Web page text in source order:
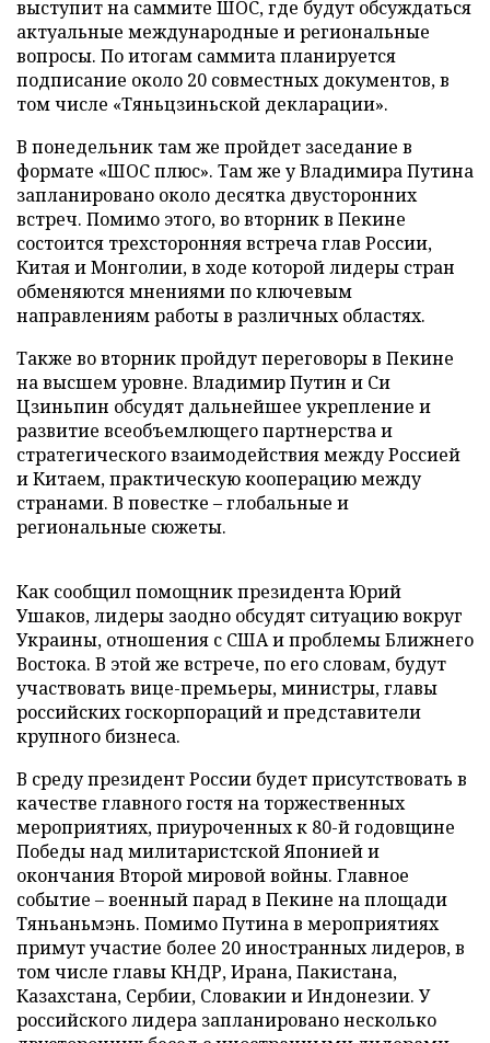
выступит на саммите ШОС, где будут обсуждаться
актуальные международные и региональные
вопросы. По итогам саммита планируется
подписание около 20 совместных документов, в
том числе «Тяньцзиньской декларации».
В понедельник там же пройдет заседание в
формате «ШОС плюс». Там же у Владимира Путина
запланировано около десятка двусторонних
встреч. Помимо этого, во вторник в Пекине
состоится трехсторонняя встреча глав России,
Китая и Монголии, в ходе которой лидеры стран
обменяются мнениями по ключевым
направлениям работы в различных областях.
Также во вторник пройдут переговоры в Пекине
на высшем уровне. Владимир Путин и Си
Цзиньпин обсудят дальнейшее укрепление и
развитие всеобъемлющего партнерства и
стратегического взаимодействия между Россией
и Китаем, практическую кооперацию между
странами. В повестке – глобальные и
региональные сюжеты.
Как сообщил помощник президента Юрий
Ушаков, лидеры заодно обсудят ситуацию вокруг
Украины, отношения с США и проблемы Ближнего
Востока. В этой же встрече, по его словам, будут
участвовать вице-премьеры, министры, главы
российских госкорпораций и представители
крупного бизнеса.
В среду президент России будет присутствовать в
качестве главного гостя на торжественных
мероприятиях, приуроченных к 80-й годовщине
Победы над милитаристской Японией и
окончания Второй мировой войны. Главное
событие – военный парад в Пекине на площади
Тяньаньмэнь. Помимо Путина в мероприятиях
примут участие более 20 иностранных лидеров, в
том числе главы КНДР, Ирана, Пакистана,
Казахстана, Сербии, Словакии и Индонезии. У
российского лидера запланировано несколько